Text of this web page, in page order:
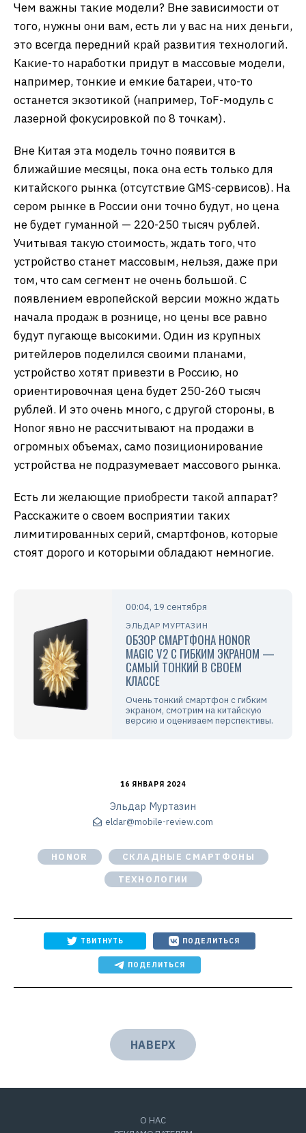
компания постепенно будет внедрять такие
стекла в другие модели, из верхнего сегмента
они будут проникать в повседневные аппараты.
Из примечательного скажу, что новое стекло
состоит из 4000 слоев, обычное стекло
смартфона сегодня — это 500-600 слоев. Пока
технология только проходит обкатку, само
стекло не получило имени собственного, у него
нет маркетингового названия (как у Corning
Gorilla Glass Armor или KunLun от Huawei).
Чем важны такие модели? Вне зависимости от
того, нужны они вам, есть ли у вас на них деньги,
это всегда передний край развития технологий.
Какие-то наработки придут в массовые модели,
например, тонкие и емкие батареи, что-то
останется экзотикой (например, ToF-модуль с
лазерной фокусировкой по 8 точкам).
Вне Китая эта модель точно появится в
ближайшие месяцы, пока она есть только для
китайского рынка (отсутствие GMS-сервисов). На
сером рынке в России они точно будут, но цена
не будет гуманной — 220-250 тысяч рублей.
Учитывая такую стоимость, ждать того, что
устройство станет массовым, нельзя, даже при
том, что сам сегмент не очень большой. С
появлением европейской версии можно ждать
начала продаж в рознице, но цены все равно
будут пугающе высокими. Один из крупных
ритейлеров поделился своими планами,
ориентировочная цена будет 250-260 тысяч
рублей. И это очень много, с другой стороны, в
Honor явно не рассчитывают на продажи в
огромных объемах, само позиционирование
устройства не подразумевает массового рынка.
Есть ли желающие приобрести такой аппарат?
Расскажите о своем восприятии таких
00:04, 19 сентября
ОБЗОР СМАРТФОНА HONOR
MAGIC V2 С ГИБКИМ ЭКРАНОМ —
САМЫЙ ТОНКИЙ В СВОЕМ
КЛАССЕ
экраном, смотрим на китайскую
версию и оцениваем перспективы.
eldar@mobile-review.com
ТЕХНОЛОГИИ